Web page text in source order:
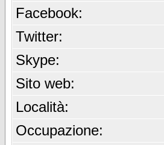
Facebook:
Twitter:
Skype:
Sito web:
Località:
Occupazione: